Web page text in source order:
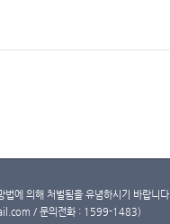
에 의해 처벌됨을 유념하시기 바랍니다.
/ 문의전화 : 1599-1483)